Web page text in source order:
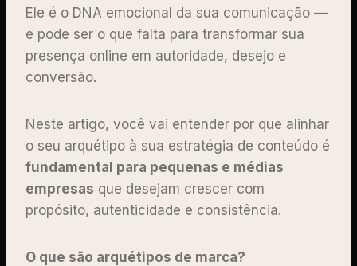
Ele é o DNA emocional da sua comunicação —
e pode ser o que falta para transformar sua
presença online em autoridade, desejo e
conversão.
Neste artigo, você vai entender por que alinhar
o seu arquétipo à sua estratégia de conteúdo é
fundamental para pequenas e médias
empresas que desejam crescer com
propósito, autenticidade e consistência.
O que são arquétipos de marca?